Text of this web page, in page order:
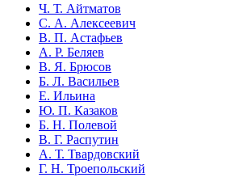
Ч. Т. Айтматов
С. А. Алексеевич
В. П. Астафьев
А. Р. Беляев
В. Я. Брюсов
Б. Л. Васильев
Е. Ильина
Ю. П. Казаков
Б. Н. Полевой
В. Г. Распутин
А. Т. Твардовский
Г. Н. Троепольский